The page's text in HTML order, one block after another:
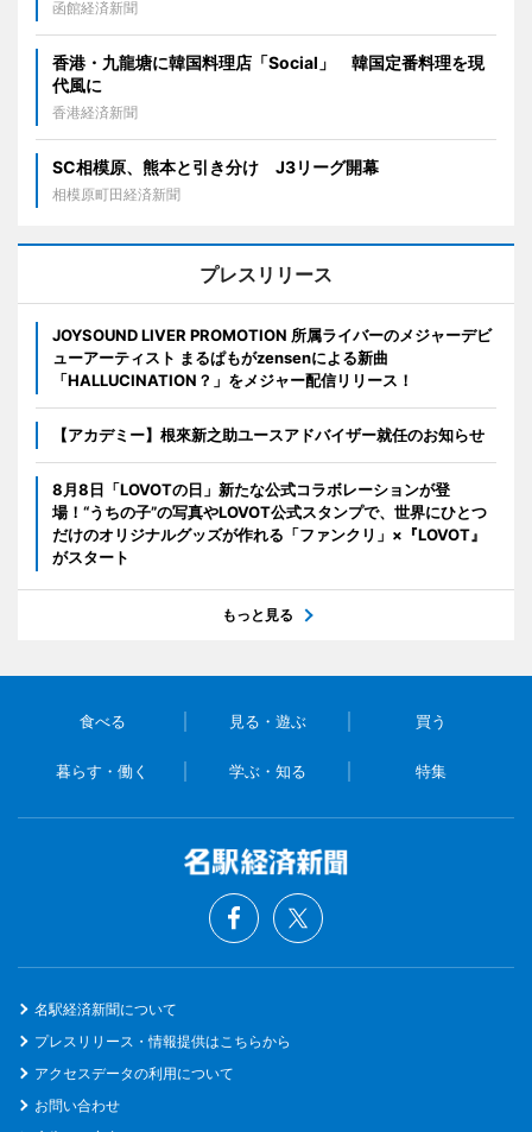
函館経済新聞
香港・九龍塘に韓国料理店「Social」 韓国定番料理を現
代風に
香港経済新聞
SC相模原、熊本と引き分け J3リーグ開幕
相模原町田経済新聞
プレスリリース
JOYSOUND LIVER PROMOTION 所属ライバーのメジャーデビ
ューアーティスト まるぱもがzensenによる新曲
「HALLUCINATION？」をメジャー配信リリース！
【アカデミー】根來新之助ユースアドバイザー就任のお知らせ
8月8日「LOVOTの日」新たな公式コラボレーションが登
場！“うちの子”の写真やLOVOT公式スタンプで、世界にひとつ
だけのオリジナルグッズが作れる「ファンクリ」×『LOVOT』
がスタート
もっと見る
食べる 見る・遊ぶ 買う
暮らす・働く 学ぶ・知る 特集
名駅経済新聞について
プレスリリース・情報提供はこちらから
アクセスデータの利用について
お問い合わせ